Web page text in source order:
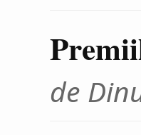
de